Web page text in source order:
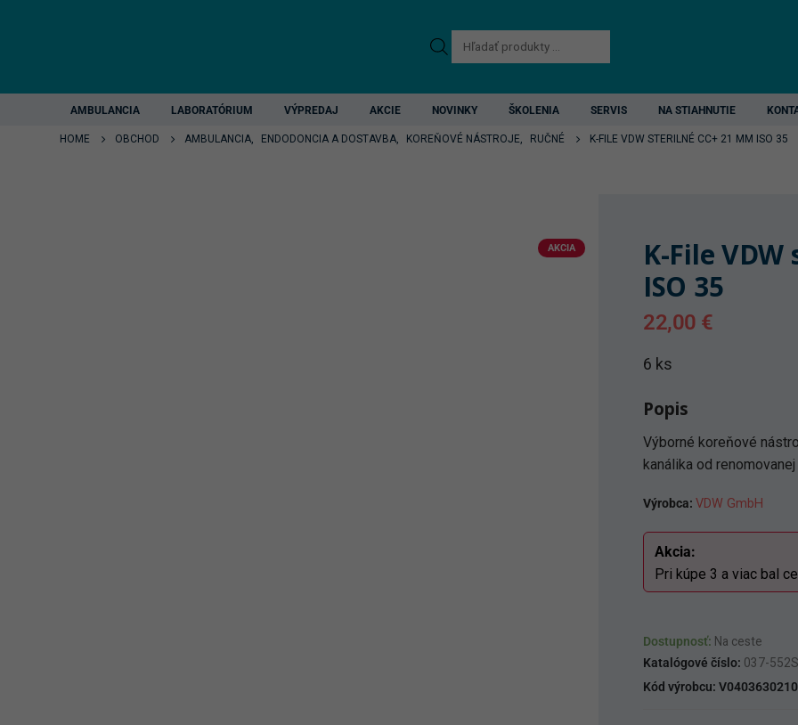
Products
search
AMBULANCIA LABORATÓRIUM VÝPREDAJ AKCIE NOVINKY ŠKOLENIA SERVIS NA STIAHNUTIE
HOME OBCHOD AMBULANCIA, ENDODONCIA A DOSTAVBA, KOREŇOVÉ NÁSTROJE, RUČNÉ K-FILE VDW STERILNÉ CC+ 21 MM ISO 35
AKCIA
K-File VDW
ISO 35
22,00 €
6 ks
Popis
Výborné koreňové
kanálika od
Výrobca: VDW GmbH
Akcia:
Pri kúpe 3 a viac bal
Dostupnosť: Na ceste
Katalógové číslo: 037-552S
Kód výrobcu: